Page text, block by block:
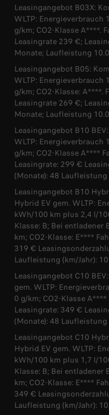
Leasingangebot B03X:
WLTP: Energieverbrauch
g/km; CO2-Klasse A****.
Leasingrate 239 €;
Monate; Laufleistung
Leasingangebot B05:
WLTP: Energieverbrauch
g/km; CO2-Klasse: A****.
Leasingrate 269 €;
Monate; Laufleistung
Leasingangebot B10
WLTP: Energieverbrauch
g/km; CO2-Klasse A****
Leasingrate: 299 €
(Monate): 48
Leasingangebot B10
Hybrid EV gem. WLTP:
kWh/100 km plus 2,4 l/
Klasse: B; Bei
km; CO2-Klasse: E****
319 €
Laufleistung (km/Jahr):
Leasingangebot C10
gem. WLTP:
0 g/km; CO2-Klasse
Leasingrate: 349 €
(Monate): 48
Leasingangebot C10
Hybrid EV gem. WLTP:
kWh/100 km plus 1,7 l/
Klasse: B; Bei
km; CO2-Klasse: E****
349 €
Laufleistung (km/Jahr):